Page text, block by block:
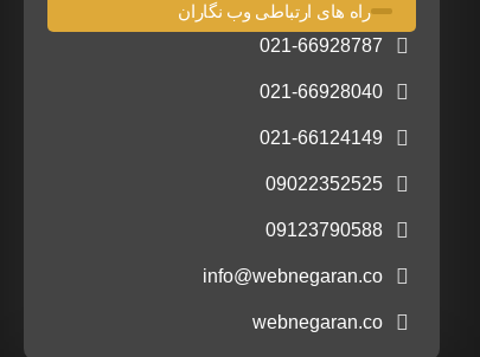
راه های ارتباطی وب نگاران
021-66928787
021-66928040
021-66124149
09022352525
09123790588
info@webnegaran.co
webnegaran.co